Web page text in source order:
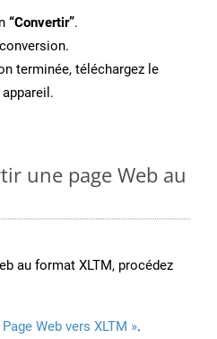
“Convertir”.
terminée, téléchargez le
une page Web au
au format XLTM, procédez
Page Web vers XLTM ».